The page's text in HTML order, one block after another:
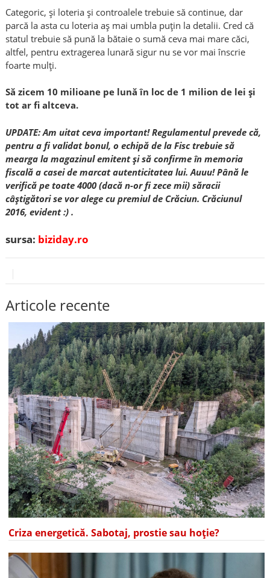
Categoric, și loteria și controalele trebuie să continue, dar
parcă la asta cu loteria aș mai umbla puțin la detalii. Cred că
statul trebuie să pună la bătaie o sumă ceva mai mare căci,
altfel, pentru extragerea lunară sigur nu se vor mai înscrie
foarte mulți.
Să zicem 10 milioane pe lună în loc de 1 milion de lei și
tot ar fi altceva.
UPDATE: Am uitat ceva important! Regulamentul prevede că,
pentru a fi validat bonul, o echipă de la Fisc trebuie să
mearga la magazinul emitent și să confirme în memoria
fiscală a casei de marcat autenticitatea lui. Auuu! Până le
verifică pe toate 4000 (dacă n-or fi zece mii) săracii
câștigători se vor alege cu premiul de Crăciun. Crăciunul
2016, evident :) .
sursa: biziday.ro
Articole recente
Criza energetică. Sabotaj, prostie sau hoție?